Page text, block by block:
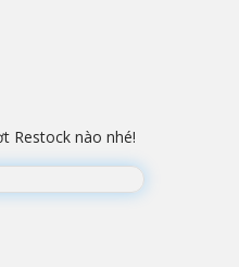
Restock nào nhé!